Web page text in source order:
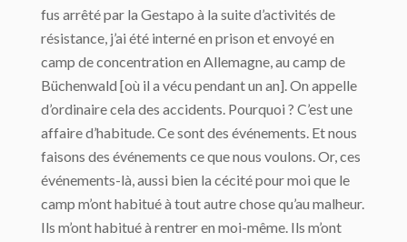
fus arrêté par la Gestapo à la suite d’activités de
résistance, j’ai été interné en prison et envoyé en
camp de concentration en Allemagne, au camp de
Büchenwald [où il a vécu pendant un an]. On appelle
d’ordinaire cela des accidents. Pourquoi ? C’est une
affaire d’habitude. Ce sont des événements. Et nous
faisons des événements ce que nous voulons. Or, ces
événements-là, aussi bien la cécité pour moi que le
camp m’ont habitué à tout autre chose qu’au malheur.
Ils m’ont habitué à rentrer en moi-même. Ils m’ont